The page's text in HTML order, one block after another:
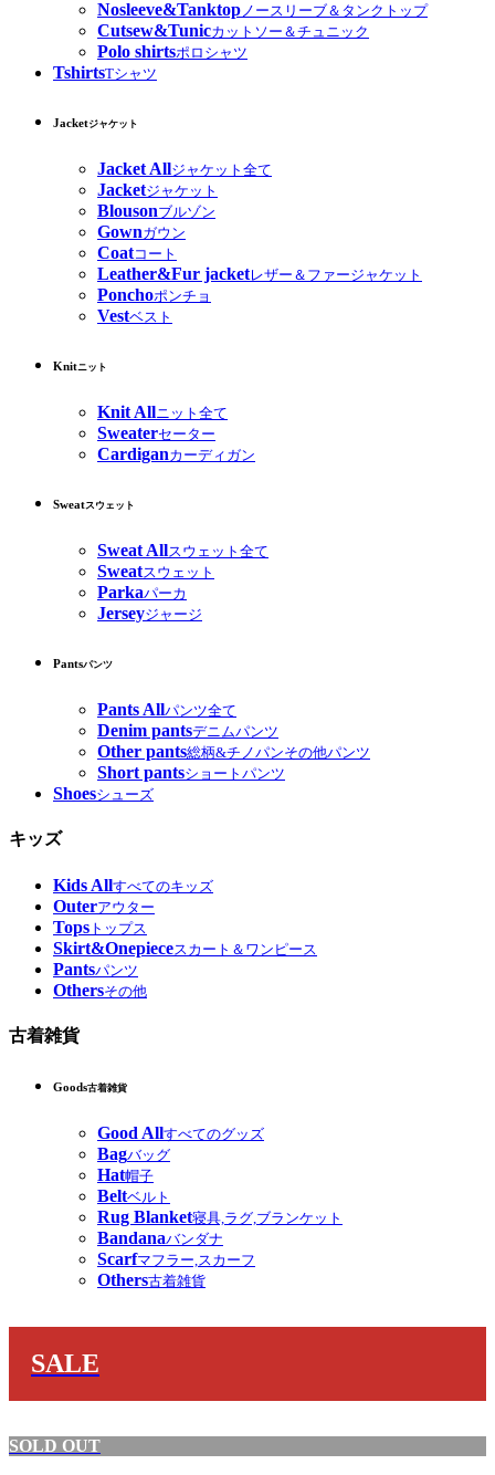
Nosleeve&Tanktopノースリーブ＆タンクトップ
Cutsew&Tunicカットソー＆チュニック
Polo shirtsポロシャツ
TshirtsTシャツ
Jacketジャケット
Jacket Allジャケット全て
Jacketジャケット
Blousonブルゾン
Gownガウン
Coatコート
Leather&Fur jacketレザー＆ファージャケット
Ponchoポンチョ
Vestベスト
Knitニット
Knit Allニット全て
Sweaterセーター
Cardiganカーディガン
Sweatスウェット
Sweat Allスウェット全て
Sweatスウェット
Parkaパーカ
Jerseyジャージ
Pantsパンツ
Pants Allパンツ全て
Denim pantsデニムパンツ
Other pants総柄&チノパンその他パンツ
Short pantsショートパンツ
Shoesシューズ
キッズ
Kids Allすべてのキッズ
Outerアウター
Tops トップス
Skirt&Onepieceスカート＆ワンピース
Pantsパンツ
Othersその他
古着雑貨
Goods古着雑貨
Good Allすべてのグッズ
Bagバッグ
Hat帽子
Beltベルト
Rug Blanket寝具,ラグ,ブランケット
Bandanaバンダナ
Scarfマフラー,スカーフ
Others古着雑貨
SALE
SOLD OUT